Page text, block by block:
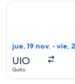
jue, 19 nov. - vie,
UIO
Quito
Seleccionar vuelo